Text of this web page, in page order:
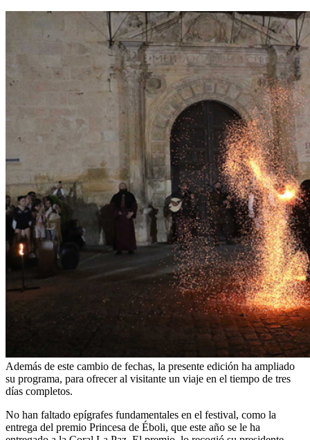
Además de este cambio de fechas, la presente edición ha ampliado
su programa, para ofrecer al visitante un viaje en el tiempo de tres
días completos.
No han faltado epígrafes fundamentales en el festival, como la
entrega del premio Princesa de Éboli, que este año se le ha